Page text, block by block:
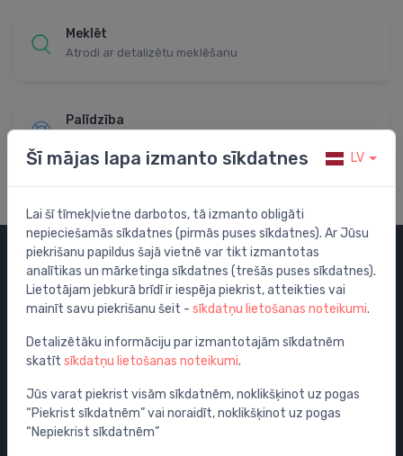
Meklēt
Atrodi ar detalizētu meklēšanu
Palīdzība
Kategorijas
Izpārdošana
Maisītāji
Izlietnes
Tualetes podi
Vannas
Dušas
Šī mājas lapa izmanto sīkdatnes LV
Lai šī tīmekļvietne darbotos, tā izmanto obligāti
nepieciešamās sīkdatnes (pirmās puses sīkdatnes). Ar Jūsu
piekrišanu papildus šajā vietnē var tikt izmantotas
analītikas un mārketinga sīkdatnes (trešās puses sīkdatnes).
Lietotājam jebkurā brīdī ir iespēja piekrist, atteikties vai
mainīt savu piekrišanu šeit - sīkdatņu lietošanas noteikumi.
Detalizētāku informāciju par izmantotajām sīkdatnēm
skatīt sīkdatņu lietošanas noteikumi.
Jūs varat piekrist visām sīkdatnēm, noklikšķinot uz pogas
“Piekrist sīkdatnēm” vai noraidīt, noklikšķinot uz pogas
“Nepiekrist sīkdatnēm”